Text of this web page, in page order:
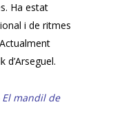
Ha estat
i de ritmes
d’Arseguel.
El mandil de